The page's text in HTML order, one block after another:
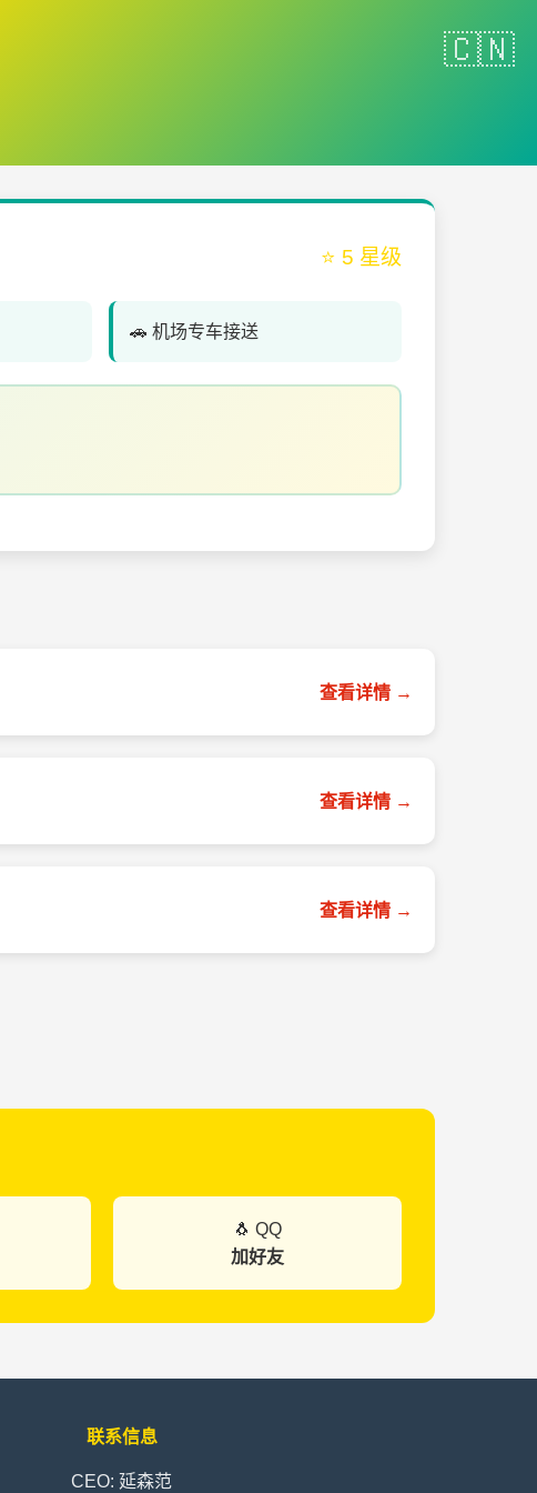
⭐ 5 星级
🚗 机场专车接送
查看详情 →
查看详情 →
查看详情 →
🐧 QQ
加好友
联系信息
CEO: 延森范